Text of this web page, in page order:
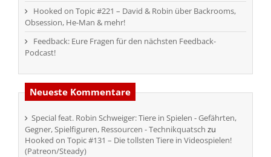
Hooked on Topic #221 – David & Robin über Backrooms,
Obsession, He-Man & mehr!
Feedback: Eure Fragen für den nächsten Feedback-
Podcast!
Neueste Kommentare
Special feat. Robin Schweiger: Tiere in Spielen - Gefährten,
Gegner, Spielfiguren, Ressourcen - Technikquatsch zu
Hooked on Topic #131 – Die tollsten Tiere in Videospielen!
(Patreon/Steady)